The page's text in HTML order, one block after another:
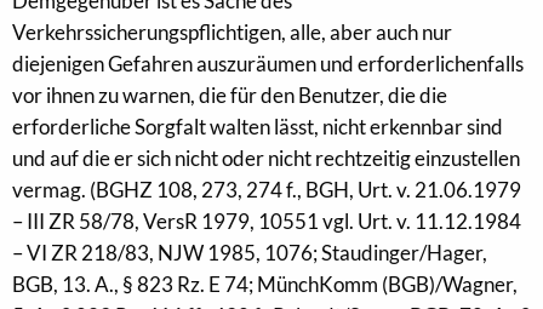
Verkehrssicherungspflichtigen, alle, aber auch nur
diejenigen Gefahren auszuräumen und erforderlichenfalls
vor ihnen zu warnen, die für den Benutzer, die die
erforderliche Sorgfalt walten lässt, nicht erkennbar sind
und auf die er sich nicht oder nicht rechtzeitig einzustellen
vermag. (BGHZ 108, 273, 274 f., BGH, Urt. v. 21.06.1979
– III ZR 58/78, VersR 1979, 10551 vgl. Urt. v. 11.12.1984
– VI ZR 218/83, NJW 1985, 1076; Staudinger/Hager,
BGB, 13. A., § 823 Rz. E 74; MünchKomm (BGB)/Wagner,